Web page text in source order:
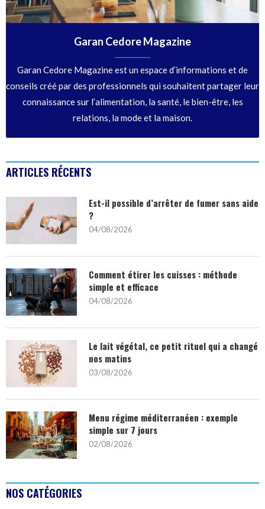
Garan Cedore Magazine
Garan Cedore Magazine est un espace d’informations et de
conseils créé par des professionnels qui souhaitent partager leur
connaissance sur l’alimentation, la santé, le bien-être, les
relations, la mode et la maison.
ARTICLES RÉCENTS
Est-il possible d’arrêter de fumer sans aide
?
04/08/2026
Comment étirer les cuisses : méthode
simple et efficace
04/08/2026
Le lait végétal, ce petit rituel qui a changé
nos matins
03/08/2026
Menu régime méditerranéen : exemple
simple sur 7 jours
02/08/2026
NOS CATÉGORIES